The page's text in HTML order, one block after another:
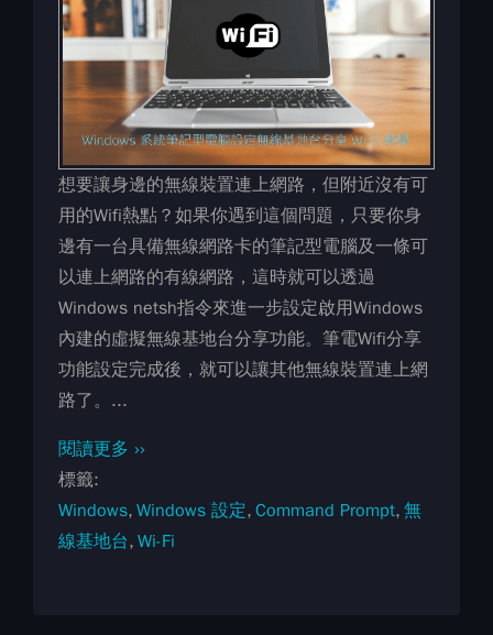
想要讓身邊的無線裝置連上網路，但附近沒有可
用的Wifi熱點？如果你遇到這個問題，只要你身
邊有一台具備無線網路卡的筆記型電腦及一條可
以連上網路的有線網路，這時就可以透過
Windows netsh指令來進一步設定啟用Windows
內建的虛擬無線基地台分享功能。筆電Wifi分享
功能設定完成後，就可以讓其他無線裝置連上網
路了。...
閱讀更多 ››
標籤
Windows Windows 設定 Command Prompt 無
線基地台 Wi-Fi